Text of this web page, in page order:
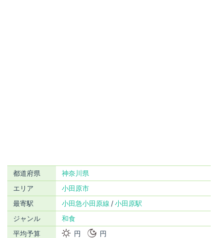
都道府県
神奈川県
エリア
小田原市
最寄駅
小田急小田原線
小田原駅
ジャンル
和食
平均予算
円
円